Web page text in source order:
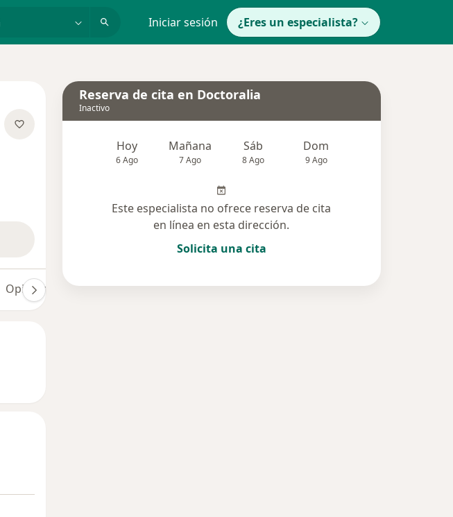
Iniciar sesión ¿Eres un especialista?
Opiniones (1)
Reserva de cita en Doctoralia
Inactivo
Hoy
6 Ago
Mañana
7 Ago
Sáb
8 Ago
Dom
9 Ago
Este especialista no ofrece reserva de cita
en línea en esta dirección.
Solicita una cita